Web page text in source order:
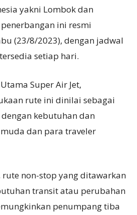
yakni Lombok dan
ini resmi
(23/8/2023), dengan jadwal
setiap hari.
Super Air Jet,
rute ini dinilai sebagai
kebutuhan dan
dan para traveler
non-stop yang ditawarkan
transit atau perubahan
penumpang tiba